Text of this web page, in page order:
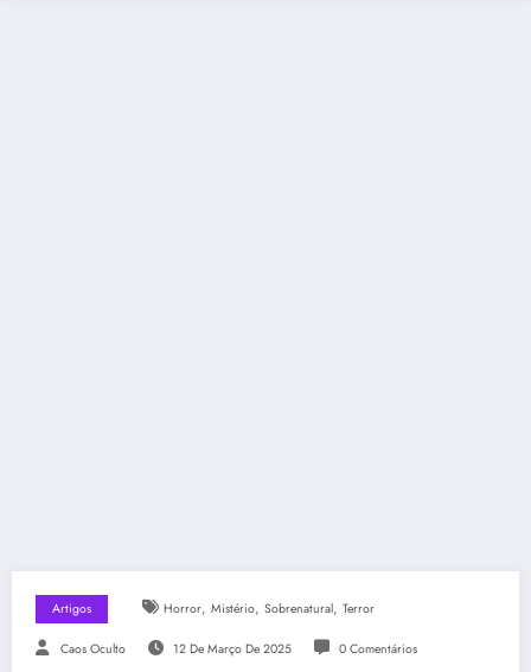
Artigos Horror, Mistério, Sobrenatural, Terror
Caos Oculto 12 De Março De 2025 0 Comentários